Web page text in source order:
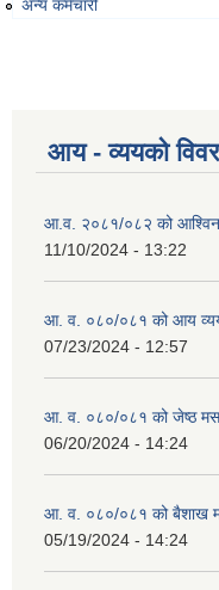
अन्य कर्मचारी
आय - व्ययको
आ.व. २०८१/०८२ को आश्विन
11/10/2024 - 13:22
आ. व. ०८०/०८१ को आय
07/23/2024 - 12:57
आ. व. ०८०/०८१ को जेष्ठ
06/20/2024 - 14:24
आ. व. ०८०/०८१ को बैशाख
05/19/2024 - 14:24